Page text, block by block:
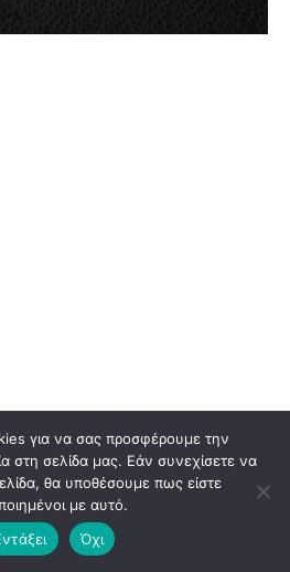
RESERVED. PREMIUM BRANDING & DESIGN
AGENCY.
για να σας προσφέρουμε την
στη σελίδα μας. Εάν συνεχίσετε να
θα υποθέσουμε πως είστε
με αυτό.
Όχι